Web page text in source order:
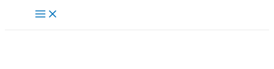
Main
Menu